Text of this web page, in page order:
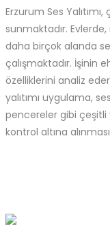
Erzurum Ses
sunmaktadır.
daha birçok alanda
çalışmaktadır. İşinin
özelliklerini analiz
yalıtımı uygulama,
pencereler gibi
kontrol altına